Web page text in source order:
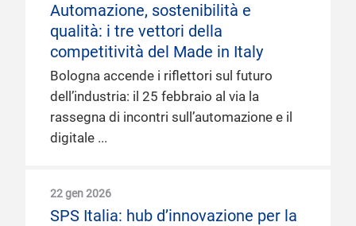
Automazione, sostenibilità e
qualità: i tre vettori della
competitività del Made in Italy
Bologna accende i riflettori sul futuro
dell’industria: il 25 febbraio al via la
rassegna di incontri sull’automazione e il
digitale
22 gen 2026
SPS Italia: hub d’innovazione per la